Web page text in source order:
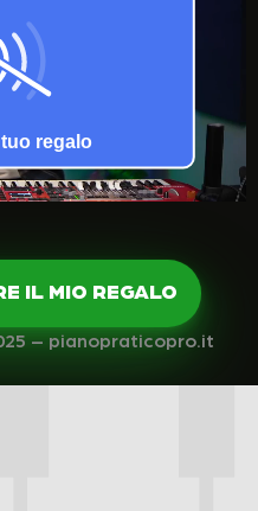
IL MIO REGALO
– pianopraticopro.it